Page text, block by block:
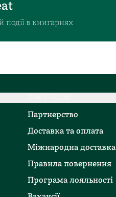
в книгарнях
Партнерство
Доставка та оплата
Міжнародна доставка
Правила повернення
Програма лояльності